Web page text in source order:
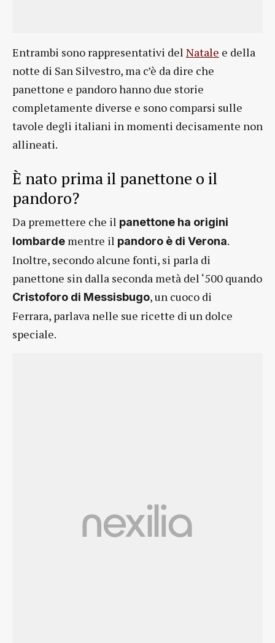
Entrambi sono rappresentativi del Natale e della
notte di San Silvestro, ma c’è da dire che
panettone e pandoro hanno due storie
completamente diverse e sono comparsi sulle
tavole degli italiani in momenti decisamente non
allineati.
È nato prima il panettone o il
pandoro?
Da premettere che il panettone ha origini
lombarde mentre il pandoro è di Verona.
Inoltre, secondo alcune fonti, si parla di
panettone sin dalla seconda metà del ‘500 quando
Cristoforo di Messisbugo, un cuoco di
Ferrara, parlava nelle sue ricette di un dolce
speciale.